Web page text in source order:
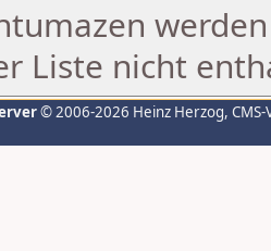
Liste nicht
© 2006-2026 Heinz Herzog,